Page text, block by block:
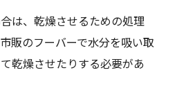
は、乾燥させるための処理
販のフーバーで水分を吸い取
乾燥させたりする必要があ